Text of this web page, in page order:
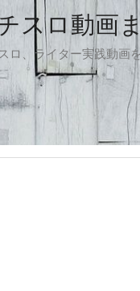
スロ動画
、ライター実践動画